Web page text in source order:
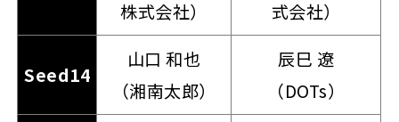
株式会社）
式会社）
Seed14
山口 和也
（湘南太郎）
辰巳 遼
（DOTs）